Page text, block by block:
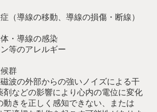
（導線の移動、導線の損傷・断線）
・導線の感染
等のアレルギー
群
波の外部からの強いノイズによる干
剤などの影響により心内の電位に変化
動きを正しく感知できない、または